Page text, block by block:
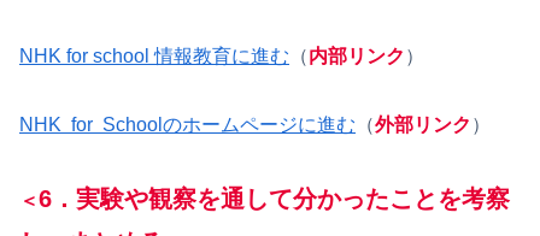
NHK for school 情報教育に進む （内部リンク ）
NHK for Schoolのホームページに進む （外部リンク ）
＜6．実験や観察を通して分かったことを考察